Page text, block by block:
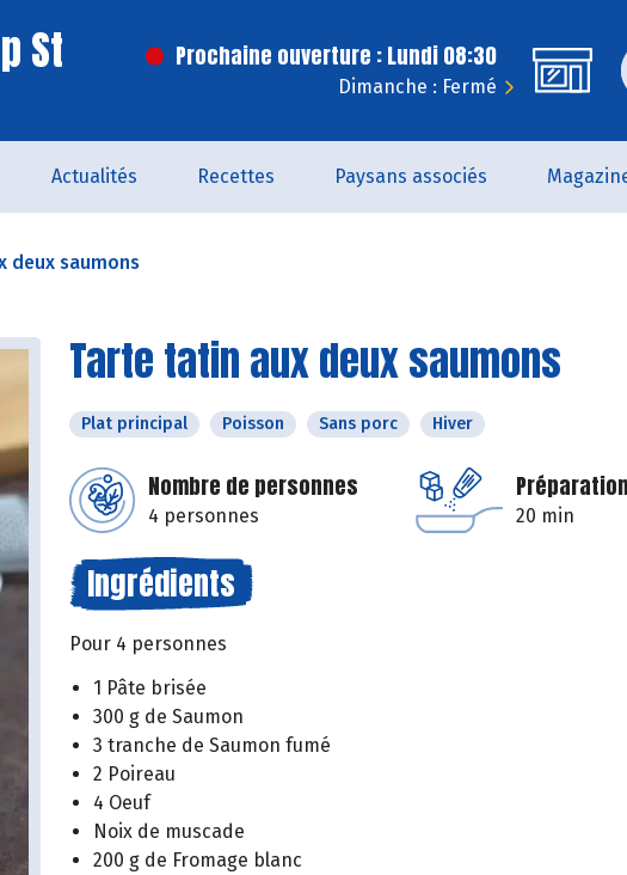
St Prochaine ouverture : Lundi 08:30
Dimanche : Fermé
Actualités Recettes Paysans associés
deux saumons
Tarte tatin aux deux saumons
Plat principal Poisson Sans porc Hiver
Nombre de personnes
4 personnes
Préparation
20 min
Ingrédients
Pour 4 personnes
1 Pâte brisée
300 g de Saumon
3 tranche de Saumon fumé
2 Poireau
4 Oeuf
Noix de muscade
200 g de Fromage blanc